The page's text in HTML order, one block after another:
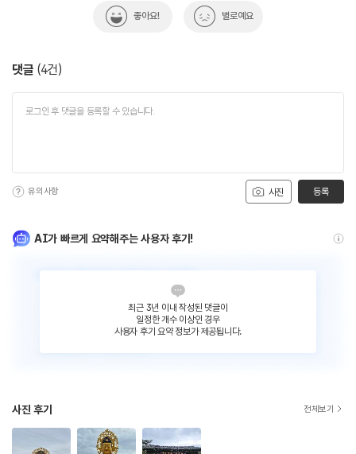
좋아요! 별로예요
댓글 (4건)
사진
유의사항 등록
AI가 빠르게 요약해주는 사용자 후기!
최근 3년 이내 작성된 댓글이
일정한 개수 이상인 경우
사용자 후기 요약 정보가 제공됩니다.
사진 후기 전체보기